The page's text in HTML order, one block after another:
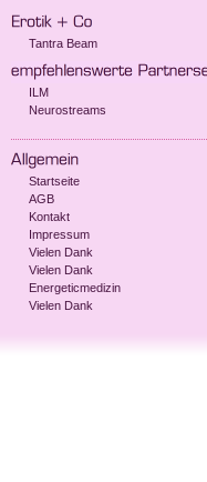
Tantra Beam
ILM
Neurostreams
Startseite
AGB
Kontakt
Impressum
Vielen Dank
Vielen Dank
Energeticmedizin
Vielen Dank